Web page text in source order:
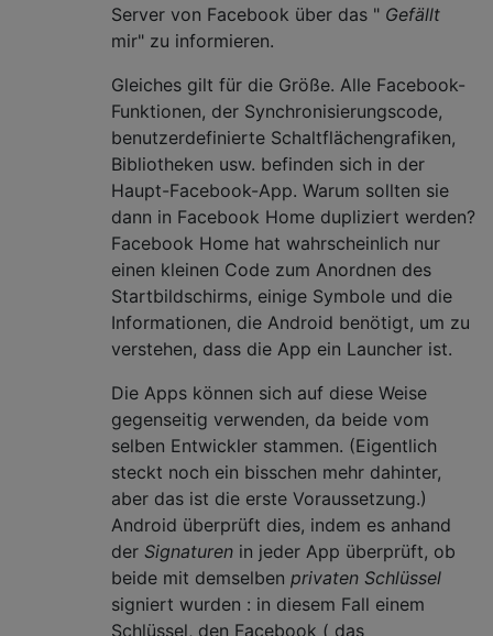
Server von Facebook über das " Gefällt
mir" zu informieren.
Gleiches gilt für die Größe. Alle Facebook-
Funktionen, der Synchronisierungscode,
benutzerdefinierte Schaltflächengrafiken,
Bibliotheken usw. befinden sich in der
Haupt-Facebook-App. Warum sollten sie
dann in Facebook Home dupliziert werden?
Facebook Home hat wahrscheinlich nur
einen kleinen Code zum Anordnen des
Startbildschirms, einige Symbole und die
Informationen, die Android benötigt, um zu
verstehen, dass die App ein Launcher ist.
Die Apps können sich auf diese Weise
gegenseitig verwenden, da beide vom
selben Entwickler stammen. (Eigentlich
steckt noch ein bisschen mehr dahinter,
aber das ist die erste Voraussetzung.)
Android überprüft dies, indem es anhand
der Signaturen in jeder App überprüft, ob
beide mit demselben privaten Schlüssel
signiert wurden : in diesem Fall einem
Schlüssel, den Facebook ( das